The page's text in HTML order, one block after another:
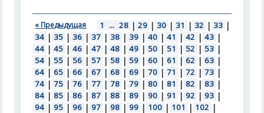
« Предыдущая 1 ... 28 | 29 | 30 | 31 | 32 | 33 |
34 | 35 | 36 | 37 | 38 | 39 | 40 | 41 | 42 | 43 |
44 | 45 | 46 | 47 | 48 | 49 | 50 | 51 | 52 | 53 |
54 | 55 | 56 | 57 | 58 | 59 | 60 | 61 | 62 | 63 |
64 | 65 | 66 | 67 | 68 | 69 | 70 | 71 | 72 | 73 |
74 | 75 | 76 | 77 | 78 | 79 | 80 | 81 | 82 | 83 |
84 | 85 | 86 | 87 | 88 | 89 | 90 | 91 | 92 | 93 |
94 | 95 | 96 | 97 | 98 | 99 | 100 | 101 | 102 |